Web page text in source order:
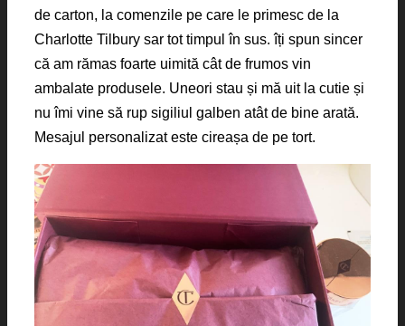
de carton, la comenzile pe care le primesc de la
Charlotte Tilbury sar tot timpul în sus. îți spun sincer
că am rămas foarte uimită cât de frumos vin
ambalate produsele. Uneori stau și mă uit la cutie și
nu îmi vine să rup sigiliul galben atât de bine arată.
Mesajul personalizat este cireașa de pe tort.